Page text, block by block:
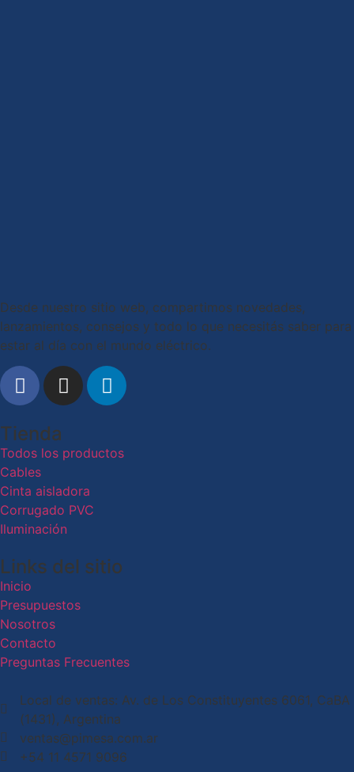
Desde nuestro sitio web, compartimos novedades,
lanzamientos, consejos y todo lo que necesitás saber para
estar al día con el mundo eléctrico.
Tienda
Todos los productos
Cables
Cinta aisladora
Corrugado PVC
Iluminación
Links del sitio
Inicio
Presupuestos
Nosotros
Contacto
Preguntas Frecuentes
Local de ventas: Av. de Los Constituyentes 6061, CaBA
(1431), Argentina
ventas@pimesa.com.ar
+54 11 4571 9096